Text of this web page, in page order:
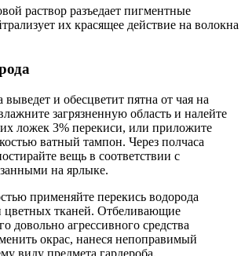
раствор разъедает пигментные
их красящее действие на волокна
и обесцветит пятна от чая на
загрязненную область и налейте
ложек 3% перекиси, или приложите
ватный тампон. Через полчаса
вещь в соответствии с
на ярлыке.
применяйте перекись водорода
цветных тканей. Отбеливающие
довольно агрессивного средства
окрас, нанеся непоправимый